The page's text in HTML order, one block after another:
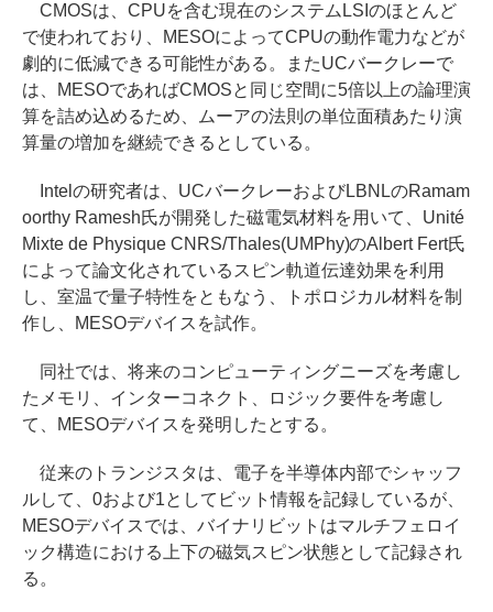
CMOSは、CPUを含む現在のシステムLSIのほとんど
で使われており、MESOによってCPUの動作電力などが
劇的に低減できる可能性がある。またUCバークレーで
は、MESOであればCMOSと同じ空間に5倍以上の論理演
算を詰め込めるため、ムーアの法則の単位面積あたり演
算量の増加を継続できるとしている。
Intelの研究者は、UCバークレーおよびLBNLのRamam
oorthy Ramesh氏が開発した磁電気材料を用いて、Unité
Mixte de Physique CNRS/Thales(UMPhy)のAlbert Fert氏
によって論文化されているスピン軌道伝達効果を利用
し、室温で量子特性をともなう、トポロジカル材料を制
作し、MESOデバイスを試作。
同社では、将来のコンピューティングニーズを考慮し
たメモリ、インターコネクト、ロジック要件を考慮し
て、MESOデバイスを発明したとする。
従来のトランジスタは、電子を半導体内部でシャッフ
ルして、0および1としてビット情報を記録しているが、
MESOデバイスでは、バイナリビットはマルチフェロイ
ック構造における上下の磁気スピン状態として記録され
る。